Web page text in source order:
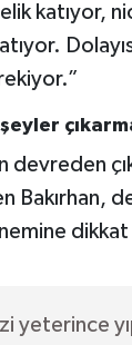
katıyor,
Bakırhan,
yeterince